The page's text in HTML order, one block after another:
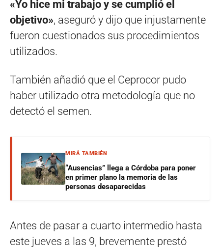
«Yo hice mi trabajo y se cumplió el
objetivo», aseguró y dijo que injustamente
fueron cuestionados sus procedimientos
utilizados.
También añadió que el Ceprocor pudo
haber utilizado otra metodología que no
detectó el semen.
MIRÁ TAMBIÉN
“Ausencias” llega a Córdoba para poner
en primer plano la memoria de las
personas desaparecidas
Antes de pasar a cuarto intermedio hasta
este jueves a las 9, brevemente prestó